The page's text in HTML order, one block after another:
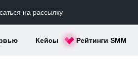
на рассылку
Кейсы Рейтинги SMM